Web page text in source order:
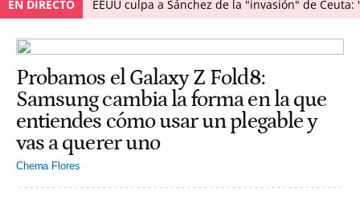
EN DIRECTO EEUU culpa a Sánchez de la "invasión" de
Probamos el Galaxy Z Fold8:
Samsung cambia la forma en la que
entiendes cómo usar un plegable y
vas a querer uno
Chema Flores